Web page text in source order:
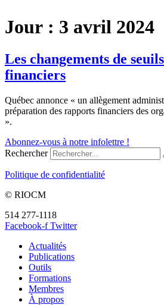
Jour : 3 avril 2024
Les changements de
financiers
Québec annonce « un allègement
préparation des rapports financiers des
».
Abonnez-vous à notre infolettre !
Rechercher
Politique de confidentialité
© RIOCM
514 277-1118
Facebook-f Twitter
Actualités
Publications
Outils
Formations
Membres
À propos